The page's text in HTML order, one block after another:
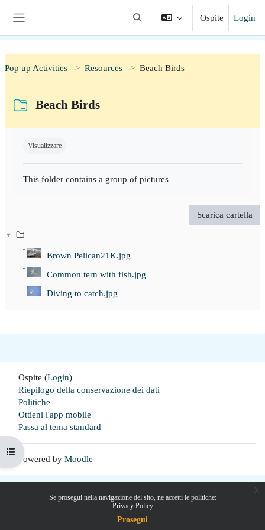
Se prosegui nella navigazione del sito, ne accetti le politiche:
Privacy Policy
Prosegui
Attiva/disattiva input di ricerca
Ospite Login
Apri indice del corso
Pop up Activities Resources Beach Birds
Beach Birds
Visualizzare
This folder contains a group of pictures
Scarica cartella
Brown Pelican21K.jpg
Common tern with fish.jpg
Diving to catch.jpg
Ospite (Login)
Riepilogo della conservazione dei dati
Politiche
Ottieni l'app mobile
Passa al tema standard
Powered by Moodle